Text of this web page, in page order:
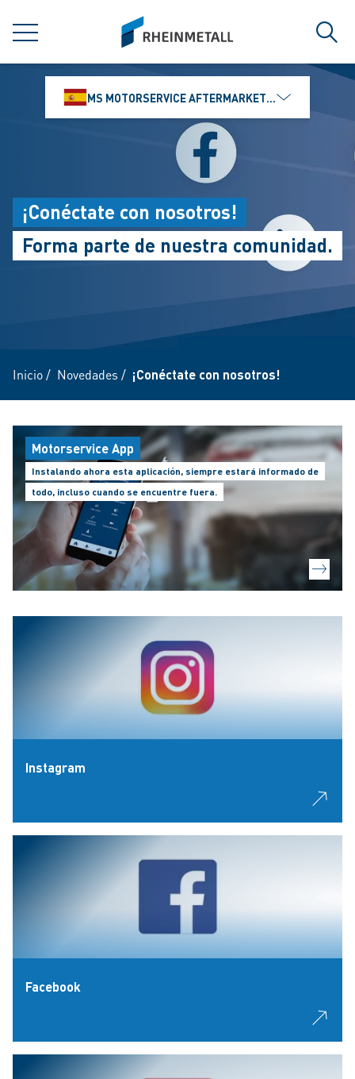
MENÚ
siteLogo
MS MOTORSERVICE AFTERMARKET IBÉRICA, S.L
¡Conéctate con nosotros!
Forma parte de nuestra comunidad.
Inicio/ Novedades / ¡Conéctate con nosotros!
Motorservice App
Instalando ahora esta aplicación, siempre estará informado de
todo, incluso cuando se encuentre fuera.
Instagram
Facebook